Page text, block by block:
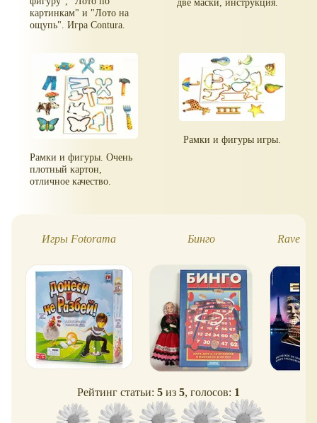
картинкам" и "Лото на
ощупь". Игра Contura.
две маски, инструкция.
Рамки и фигуры. Очень
плотный картон,
отличное качество.
Рамки и фигуры игры.
Игры Fotorama Бинго
Рейтинг статьи: 5 из 5, голосов: 1